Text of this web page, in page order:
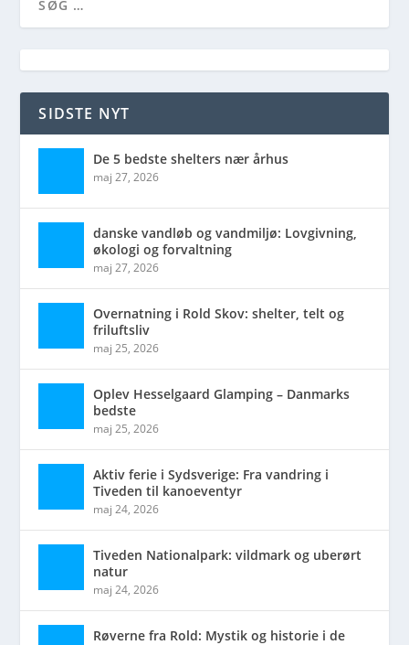
SIDSTE NYT
De 5 bedste shelters nær århus
maj 27, 2026
danske vandløb og vandmiljø: Lovgivning,
økologi og forvaltning
maj 27, 2026
Overnatning i Rold Skov: shelter, telt og
friluftsliv
maj 25, 2026
Oplev Hesselgaard Glamping – Danmarks
bedste
maj 25, 2026
Aktiv ferie i Sydsverige: Fra vandring i
Tiveden til kanoeventyr
maj 24, 2026
Tiveden Nationalpark: vildmark og uberørt
natur
maj 24, 2026
Røverne fra Rold: Mystik og historie i de